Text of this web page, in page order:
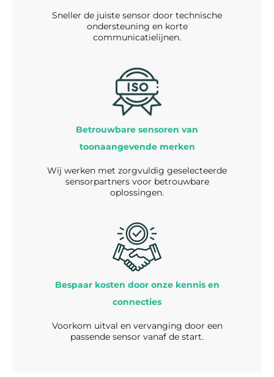
Sneller de juiste sensor door technische
ondersteuning en korte
communicatielijnen.
Betrouwbare sensoren van
toonaangevende merken
Wij werken met zorgvuldig geselecteerde
sensorpartners voor betrouwbare
oplossingen.
Bespaar kosten door onze kennis en
connecties
Voorkom uitval en vervanging door een
passende sensor vanaf de start.